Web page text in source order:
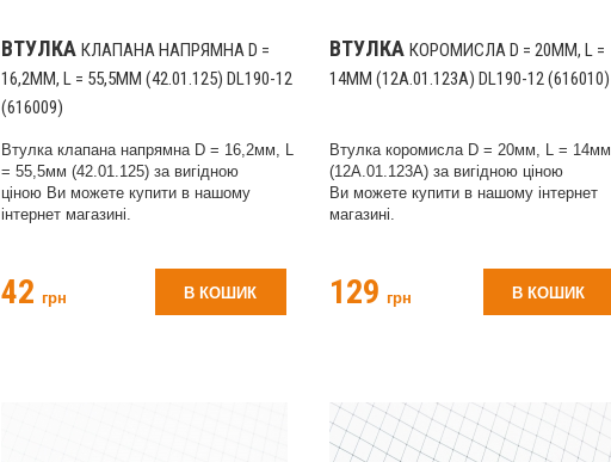
ВТУЛКА КЛАПАНА НАПРЯМНА D =
16,2ММ, L = 55,5ММ (42.01.125) DL190-12
(616009)
Втулка клапана напрямна D = 16,2мм, L
= 55,5мм (42.01.125) за вигідною
ціною Ви можете купити в нашому
інтернет магазині.
42 грн В КОШИК
ВТУЛКА КОРОМИСЛА D = 20ММ, L =
14ММ (12A.01.123A) DL190-12 (616010)
Втулка коромисла D = 20мм, L = 14мм
(12A.01.123A) за вигідною ціною
Ви можете купити в нашому інтернет
магазині.
129 грн В КОШИК